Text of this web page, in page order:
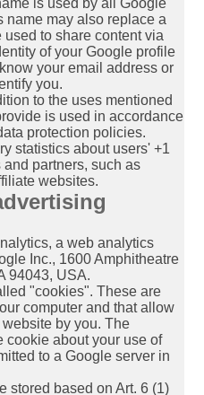
is used by all Google
name may also replace a
to share content via
of your Google profile
your email address or
you.
to the uses mentioned
is used in accordance
protection policies.
statistics about users' +1
partners, such as
websites.
a web analytics
Inc., 1600 Amphitheatre
94043, USA.
"cookies". These are
computer and that allow
by you. The
cookie about your use of
to a Google server in
stored based on Art. 6 (1)